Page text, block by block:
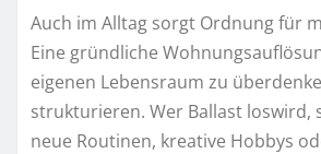
Auch im Alltag sorgt Ordnung für
Eine gründliche
eigenen Lebensraum zu
strukturieren. Wer Ballast loswird,
neue Routinen, kreative Hobbys